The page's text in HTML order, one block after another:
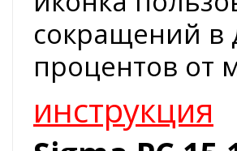
сокращений в
процентов от
инструкция